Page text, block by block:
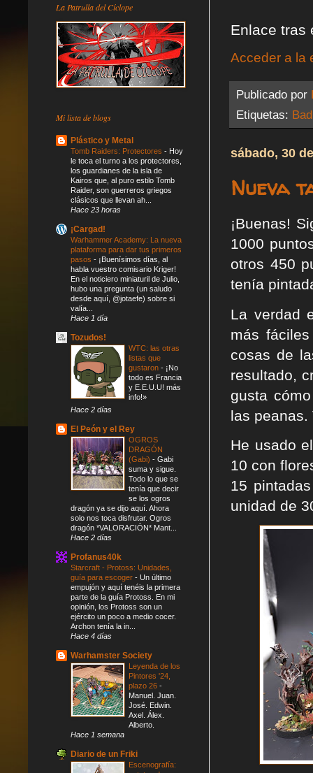
Enlace tras
Acceder a la
Publicado por
Etiquetas:
sábado, 30
Nueva
¡Buenas!
1000
otros 450
tenía
La verdad
más
cosas de
resultado,
gusta
las peanas.
He usado
10 con
15
unidad de
La Patrulla del Cíclope
Mi lista de blogs
Plástico y Metal
Tomb Raiders: Protectores - Hoy
le toca el turno a los protectores,
los guardianes de la isla de
Kairos que, al puro estilo Tomb
Raider, son guerreros griegos
clásicos que llevan ah...
Hace 23 horas
¡Cargad!
Warhammer Academy: La nueva
plataforma para dar tus primeros
pasos - ¡Buenísimos días, al
habla vuestro comisario Kriger!
En el noticiero miniaturil de Julio,
hubo una pregunta (un saludo
desde aquí, @jotaefe) sobre si
valía...
Hace 1 día
Tozudos!
WTC: las otras
listas que
gustaron - ¡No
todo es Francia
y E.E.U.U! más
info!»
Hace 2 días
El Peón y el Rey
OGROS
DRAGÓN
(Gabi) - Gabi
suma y sigue.
Todo lo que se
tenía que decir
se los ogros
dragón ya se dijo aquí. Ahora
solo nos toca disfrutar. Ogros
dragón *VALORACIÓN* Mant...
Hace 2 días
Profanus40k
Starcraft - Protoss: Unidades,
guía para escoger - Un último
empujón y aquí tenéis la primera
parte de la guía Protoss. En mi
opinión, los Protoss son un
ejército un poco a medio cocer.
Archon tenía la in...
Hace 4 días
Warhamster Society
Leyenda de los
Pintores '24,
plazo 26 -
Manuel. Juan.
José. Edwin.
Axel. Álex.
Alberto.
Hace 1 semana
Diario de un Friki
Escenografía: